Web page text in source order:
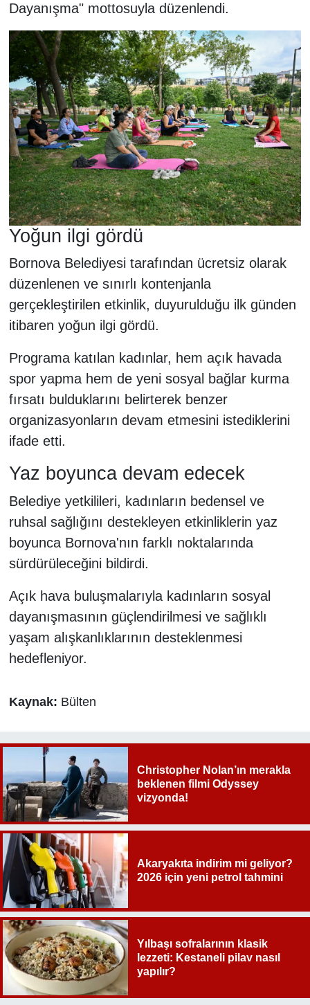
Dayanışma" mottosuyla düzenlendi.
Yoğun ilgi gördü
Bornova Belediyesi tarafından ücretsiz olarak
düzenlenen ve sınırlı kontenjanla
gerçekleştirilen etkinlik, duyurulduğu ilk günden
itibaren yoğun ilgi gördü.
Programa katılan kadınlar, hem açık havada
spor yapma hem de yeni sosyal bağlar kurma
fırsatı bulduklarını belirterek benzer
organizasyonların devam etmesini istediklerini
ifade etti.
Yaz boyunca devam edecek
Belediye yetkilileri, kadınların bedensel ve
ruhsal sağlığını destekleyen etkinliklerin yaz
boyunca Bornova'nın farklı noktalarında
sürdürüleceğini bildirdi.
Açık hava buluşmalarıyla kadınların sosyal
dayanışmasının güçlendirilmesi ve sağlıklı
yaşam alışkanlıklarının desteklenmesi
hedefleniyor.
Kaynak: Bülten
Christopher Nolan’ın merakla
beklenen filmi Odyssey
vizyonda!
Akaryakıta indirim mi geliyor?
2026 için yeni petrol tahmini
Yılbaşı sofralarının klasik
lezzeti: Kestaneli pilav nasıl
yapılır?